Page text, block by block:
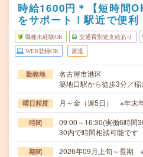
時給1600円＊【短時間
をサポート！駅近で便利
職種未経験OK 交通費別途支給あり
WEB登録OK 派遣
勤務地
名古屋市港区
築地口駅から徒歩3分／
曜日頻度 月～金（週5日） ※年末
時間
09:00～16:30(実働6時間
30内で時間相談可能です
期間 2026年09月上旬～長期